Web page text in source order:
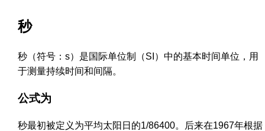
秒
秒（符号：s）是国际单位制（SI）中的基本时间单位，用
于测量持续时间和间隔。
公式为
秒最初被定义为平均太阳日的1/86400。后来在1967年根据